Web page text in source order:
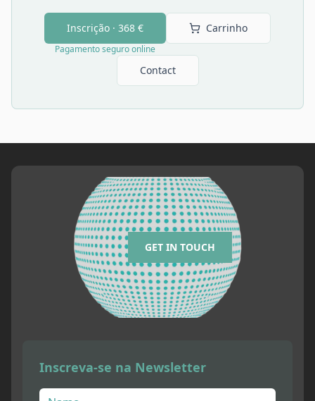
Inscrição · 368 €
Pagamento seguro online
Carrinho
Contact
GET IN TOUCH
Inscreva-se na Newsletter